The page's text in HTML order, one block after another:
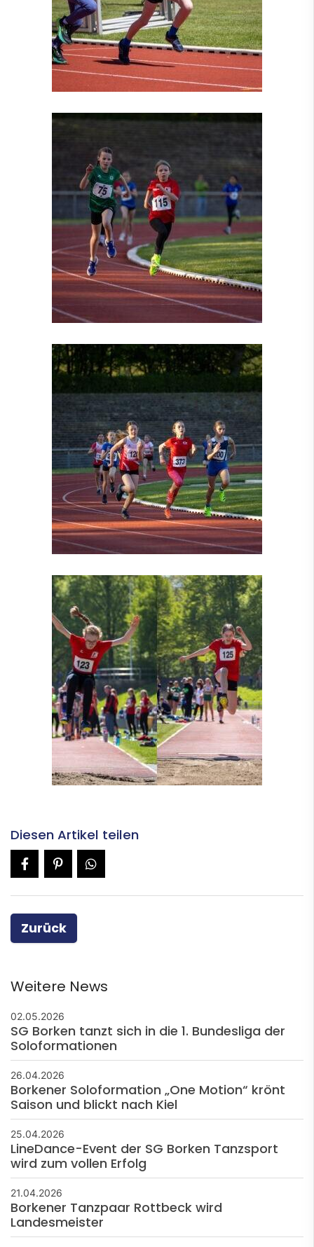
Diesen Artikel teilen
Zurück
Weitere News
02.05.2026
SG Borken tanzt sich in die 1. Bundesliga der
Soloformationen
26.04.2026
Borkener Soloformation „One Motion“ krönt
Saison und blickt nach Kiel
25.04.2026
LineDance-Event der SG Borken Tanzsport
wird zum vollen Erfolg
21.04.2026
Borkener Tanzpaar Rottbeck wird
Landesmeister